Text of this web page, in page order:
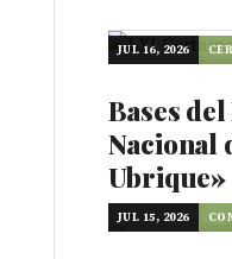
JUL 16, 2026
Bases
Nacional
Ubrique»
JUL 15, 2026